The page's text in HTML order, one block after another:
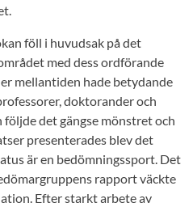
föll i huvudsak på det
med dess ordförande
mellantiden hade betydande
doktorander och
det gängse mönstret och
presenterades blev det
är en bedömningssport. Det
rapport väckte
Efter starkt arbete av